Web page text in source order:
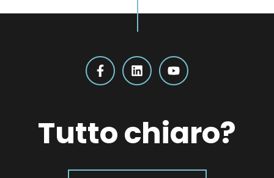
Tutto chiaro?